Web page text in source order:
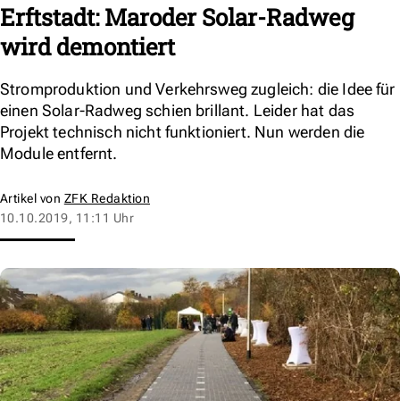
Erftstadt: Maroder Solar-Radweg
wird demontiert
Stromproduktion und Verkehrsweg zugleich: die Idee für
einen Solar-Radweg schien brillant. Leider hat das
Projekt technisch nicht funktioniert. Nun werden die
Module entfernt.
Artikel von ZFK Redaktion
10.10.2019, 11:11 Uhr